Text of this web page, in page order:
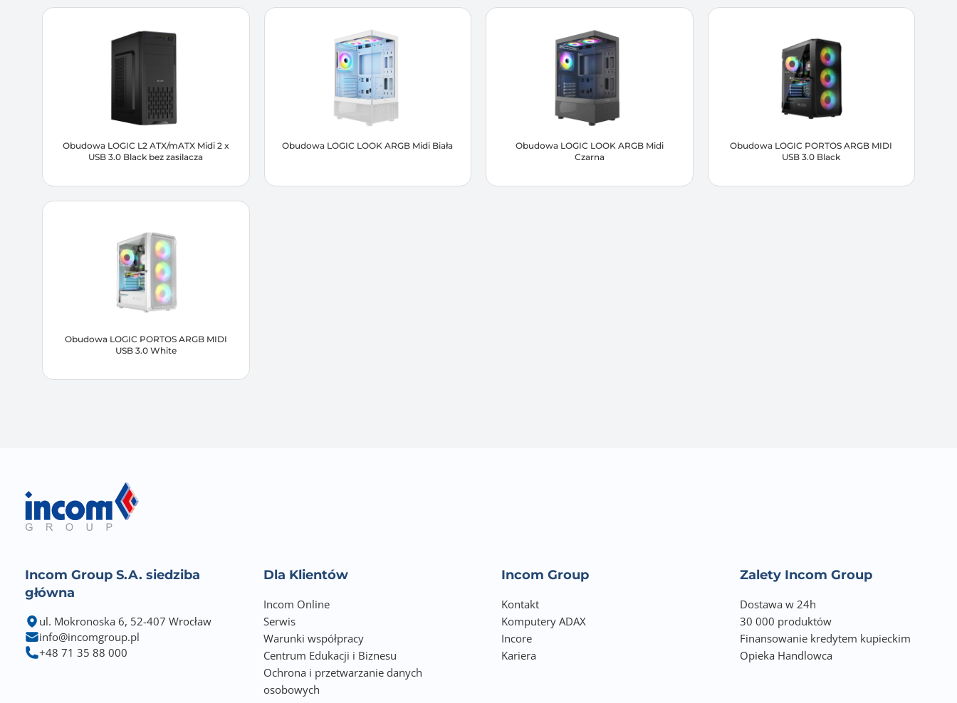
Obudowa LOGIC L2 ATX/mATX Midi 2 x
USB 3.0 Black bez zasilacza
Obudowa LOGIC LOOK ARGB Midi Biała
Obudowa LOGIC LOOK ARGB Midi
Czarna
Obudowa LOGIC PORTOS ARGB MIDI
USB 3.0 Black
Obudowa LOGIC PORTOS ARGB MIDI
USB 3.0 White
Incom Group S.A. siedziba
główna
ul. Mokronoska 6, 52-407 Wrocław
info@incomgroup.pl
+48 71 35 88 000
Dla Klientów
Incom Online
Serwis
Warunki współpracy
Centrum Edukacji i Biznesu
Ochrona i przetwarzanie danych
osobowych
Incom Group
Kontakt
Komputery ADAX
Incore
Kariera
Zalety Incom Group
Dostawa w 24h
30 000 produktów
Finansowanie kredytem kupieckim
Opieka Handlowca